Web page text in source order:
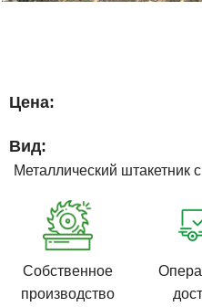
Цена:
Вид:
Металлический штакетник
Собственное
производство